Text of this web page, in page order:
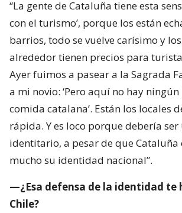
a mi novio: ‘Pero aquí no hay
comida catalana’. Están los locales
rápida. Y es loco porque debería ser
identitario, a pesar de que Cataluña
mucho su identidad nacional”.
—¿Esa defensa de la identidad te
“Creo que eso es algo que me llevo
Cuando llegué acá, pensaba: tienes
inglés y ojalá que todas tus palabras
bien pronunciadas. Uno se reía de